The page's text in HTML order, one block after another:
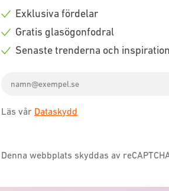
Check
Exklusiva fördelar
Check
Gratis glasögonfodral
Senaste trenderna och inspiration
address
Läs vår Dataskydd
Denna webbplats skyddas av